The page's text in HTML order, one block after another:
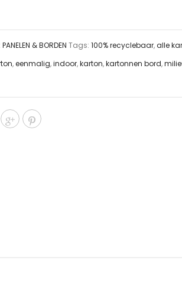
PANELEN & BORDEN Tags: 100% recyclebaar,alle
,eenmalig,indoor,karton,kartonnen bord,